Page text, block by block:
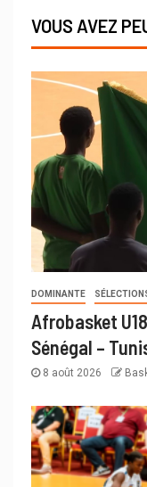
VOUS AVEZ
DOMINANTE
Afrobasket
Sénégal –
8 août 2026